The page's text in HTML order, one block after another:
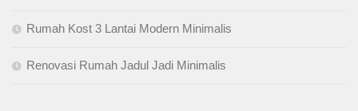
Rumah Kost 3 Lantai Modern Minimalis
Renovasi Rumah Jadul Jadi Minimalis